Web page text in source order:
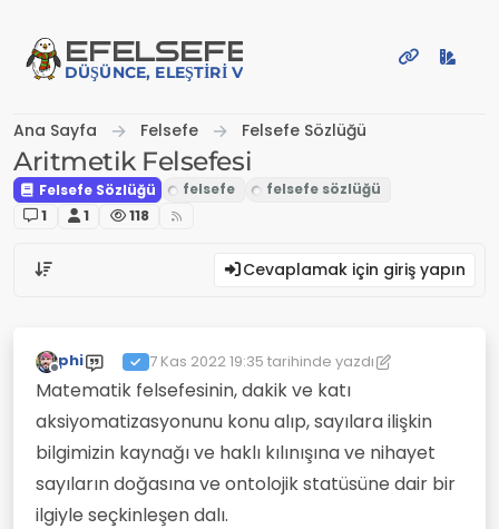
EFELSEFE
DÜŞÜNCE, ELEŞTIRI VE PAYLAŞIM PLATFORMU
Ana Sayfa Felsefe Felsefe Sözlüğü
Aritmetik Felsefesi
Felsefe Sözlüğü
1
1 118
Cevaplamak için giriş yapın
Çevrimdışı
phi 7 Kas 2022 19:35 tarihinde yazdı
Son düzenleyen: phi11 Tem 2022 19:35
Matematik felsefesinin, dakik ve katı
aksiyomatizasyonunu konu alıp, sayılara ilişkin
bilgimizin kaynağı ve haklı kılınışına ve nihayet
sayıların doğasına ve ontolojik statüsüne dair bir
ilgiyle seçkinleşen dalı.